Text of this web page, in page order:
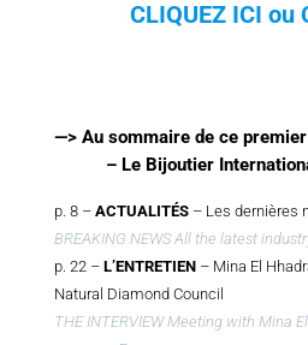
CLIQUEZ ICI ou
—> Au sommaire de ce premier
– Le Bijoutier
p. 8 – ACTUALITÉS– Les dernières
BREAKING NEWS All the latest
p. 22 – L’ENTRETIEN– Mina El
Natural Diamond Council
THE INTERVIEW Meeting with Mina